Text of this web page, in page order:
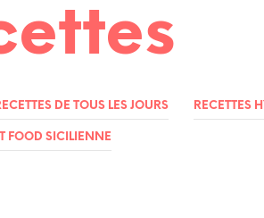
DE TOUS LES JOURS RECETTES
FOOD SICILIENNE